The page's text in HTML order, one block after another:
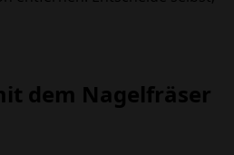
dem Nagelfräser